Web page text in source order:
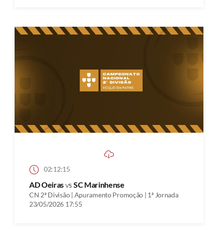
02:12:15
AD Oeirasvs SC Marinhense
CN 2ª Divisão | Apuramento Promoção | 1ª Jornada
23/05/2026 17:55